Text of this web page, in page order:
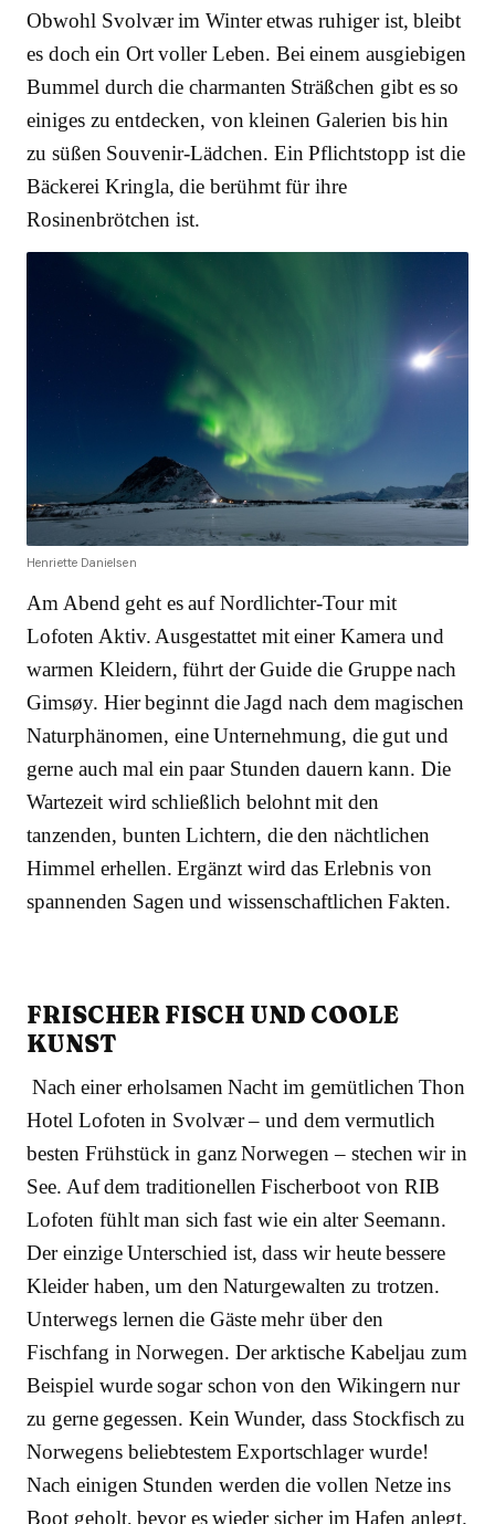
Obwohl Svolvær im Winter etwas ruhiger ist, bleibt
es doch ein Ort voller Leben. Bei einem ausgiebigen
Bummel durch die charmanten Sträßchen gibt es so
einiges zu entdecken, von kleinen Galerien bis hin
zu süßen Souvenir-Lädchen. Ein Pflichtstopp ist die
Bäckerei Kringla, die berühmt für ihre
Rosinenbrötchen ist.
Henriette Danielsen
Am Abend geht es auf Nordlichter-Tour mit
Lofoten Aktiv. Ausgestattet mit einer Kamera und
warmen Kleidern, führt der Guide die Gruppe nach
Gimsøy. Hier beginnt die Jagd nach dem magischen
Naturphänomen, eine Unternehmung, die gut und
gerne auch mal ein paar Stunden dauern kann. Die
Wartezeit wird schließlich belohnt mit den
tanzenden, bunten Lichtern, die den nächtlichen
Himmel erhellen. Ergänzt wird das Erlebnis von
spannenden Sagen und wissenschaftlichen Fakten.
FRISCHER FISCH UND COOLE
KUNST
Nach einer erholsamen Nacht im gemütlichen Thon
Hotel Lofoten in Svolvær – und dem vermutlich
besten Frühstück in ganz Norwegen – stechen wir in
See. Auf dem traditionellen Fischerboot von RIB
Lofoten fühlt man sich fast wie ein alter Seemann.
Der einzige Unterschied ist, dass wir heute bessere
Kleider haben, um den Naturgewalten zu trotzen.
Unterwegs lernen die Gäste mehr über den
Fischfang in Norwegen. Der arktische Kabeljau zum
Beispiel wurde sogar schon von den Wikingern nur
zu gerne gegessen. Kein Wunder, dass Stockfisch zu
Norwegens beliebtestem Exportschlager wurde!
Nach einigen Stunden werden die vollen Netze ins
Boot geholt, bevor es wieder sicher im Hafen anlegt.